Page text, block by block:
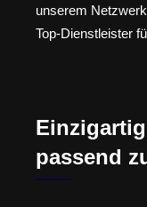
unserem
Top-Dienstleister
passend